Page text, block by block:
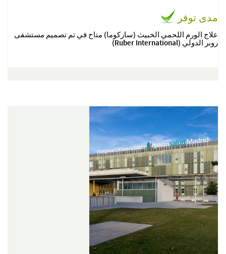
مدى توفر
علاج الورم اللحمي الخبيث (ساركوما) متاح في تم تصميم مستشفى
روبر الدولي (Ruber International)